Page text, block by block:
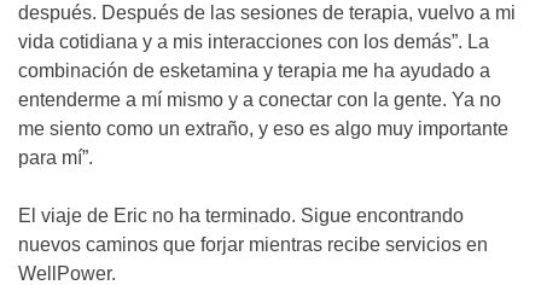
después. Después de las sesiones de terapia, vuelvo a mi
vida cotidiana y a mis interacciones con los demás”. La
combinación de esketamina y terapia me ha ayudado a
entenderme a mí mismo y a conectar con la gente. Ya no
me siento como un extraño, y eso es algo muy importante
para mí”.
El viaje de Eric no ha terminado. Sigue encontrando
nuevos caminos que forjar mientras recibe servicios en
WellPower.